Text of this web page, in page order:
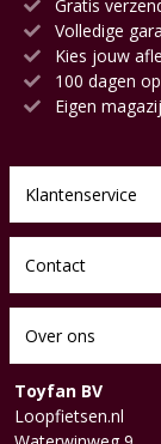
Gratis
Volledige
Kies jouw
100 dagen
Eigen
Klantenservice
Contact
Over ons
Toyfan BV
Loopfietsen.nl